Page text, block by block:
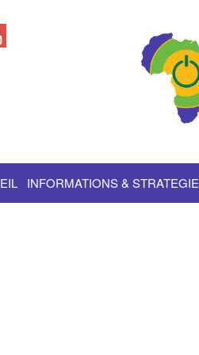
INFORMATIONS & STRATEGIE